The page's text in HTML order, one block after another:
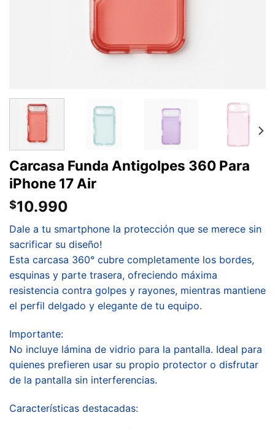
Carcasa Funda Antigolpes 360 Para
iPhone 17 Air
$10.990
Dale a tu smartphone la protección que se merece sin
sacrificar su diseño!
Esta carcasa 360° cubre completamente los bordes,
esquinas y parte trasera, ofreciendo máxima
resistencia contra golpes y rayones, mientras mantiene
el perfil delgado y elegante de tu equipo.
Importante:
No incluye lámina de vidrio para la pantalla. Ideal para
quienes prefieren usar su propio protector o disfrutar
de la pantalla sin interferencias.
Características destacadas: